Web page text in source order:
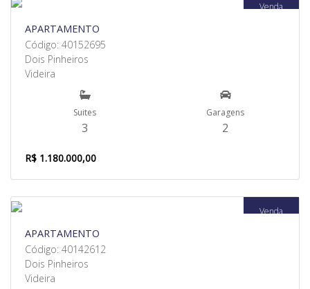
Venda
APARTAMENTO
Código: 40152695
Dois Pinheiros
Videira
Suites
3
Garagens
2
R$ 1.180.000,00
Venda
APARTAMENTO
Código: 40142612
Dois Pinheiros
Videira